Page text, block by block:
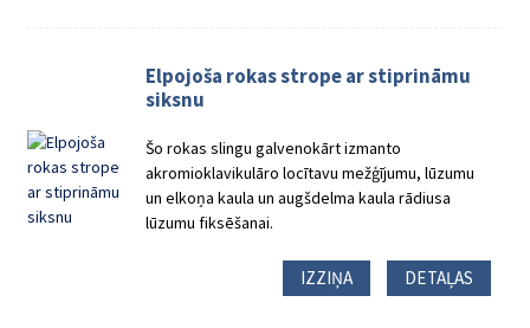
Elpojoša rokas strope ar stiprināmu
siksnu
Šo rokas slingu galvenokārt izmanto
akromioklavikulāro locītavu mežģījumu, lūzumu
un elkoņa kaula un augšdelma kaula rādiusa
lūzumu fiksēšanai.
IZZIŅA DETAĻAS